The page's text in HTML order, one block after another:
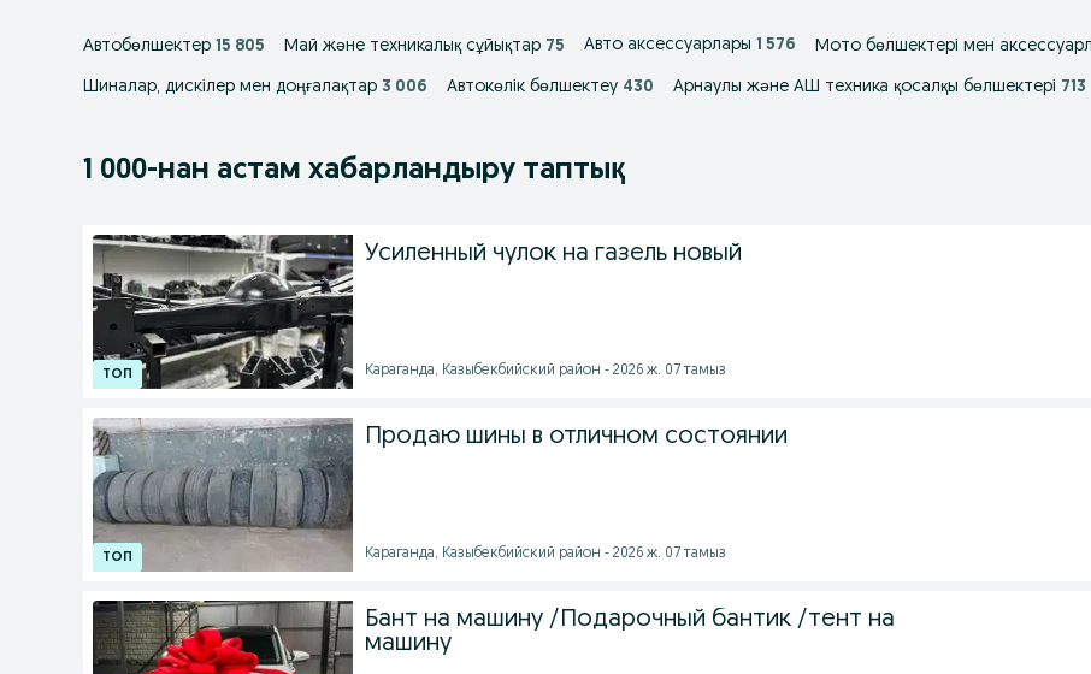
Автобөлшектер 15 805 Май және техникалық сұйықтар 75 Авто аксессуарлары 1 576 Мото бөлшектері мен
Шиналар, дискілер мен доңғалақтар 3 006 Автокөлік бөлшектеу 430 Арнаулы және АШ техника қосалқы бөлшектері 713
1 000-нан астам хабарландыру таптық
Усиленный чулок на газель новый
Караганда, Казыбекбийский район - 2026 ж. 07 тамыз
Продаю шины в отличном состоянии
Караганда, Казыбекбийский район - 2026 ж. 07 тамыз
Бант на машину /Подарочный бантик /тент на
машину